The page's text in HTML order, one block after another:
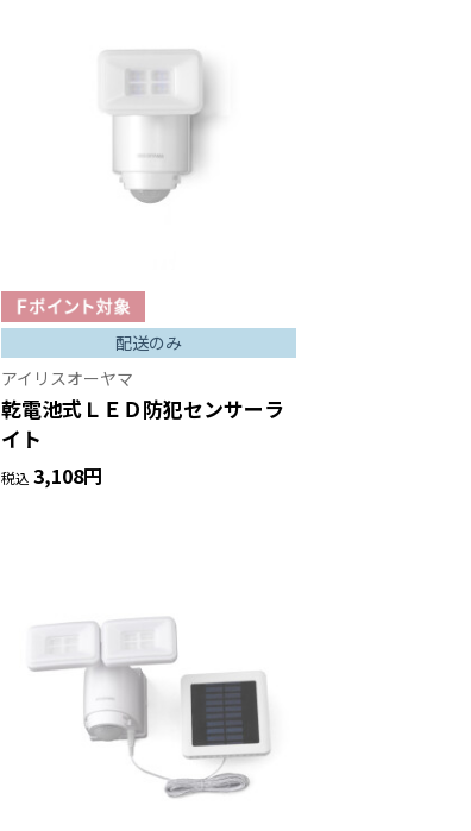
配送のみ
アイリスオーヤマ
乾電池式ＬＥＤ防犯センサーラ
イト
税込 3,108円